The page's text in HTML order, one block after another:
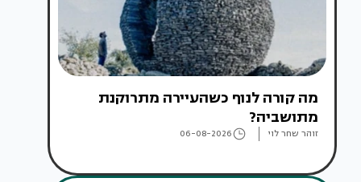
מה קורה לנוף כשהעיירה מתרוקנת
מתושביה?
זוהר שחר לוי 06-08-2026